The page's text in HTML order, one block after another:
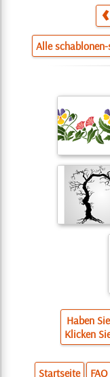
Alle
Haben
Klicken
Startseite FAQ